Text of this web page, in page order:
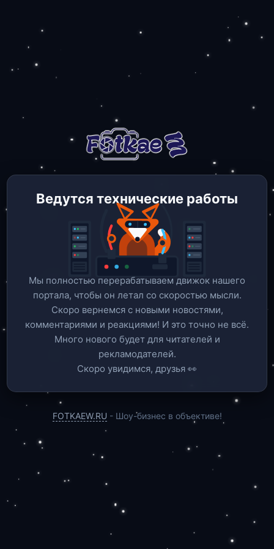
Ведутся технические работы
Мы полностью перерабатываем движок нашего
портала, чтобы он летал со скоростью мысли.
Скоро вернемся c новыми новостями,
комментариями и реакциями! И это точно не всё.
Много нового будет для читателей и
рекламодателей.
Скоро увидимся, друзья 👀
FOTKAEW.RU - Шоу-бизнес в объективе!